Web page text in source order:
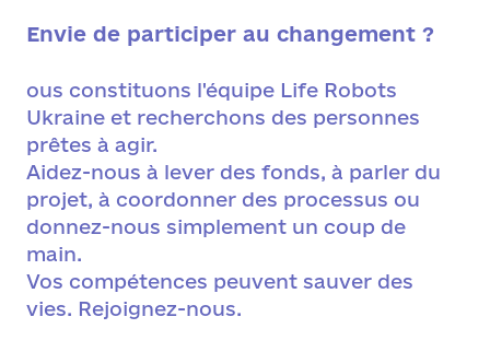
Envie de participer au changement ?
ous constituons l'équipe Life Robots
Ukraine et recherchons des personnes
prêtes à agir.
Aidez-nous à lever des fonds, à parler du
projet, à coordonner des processus ou
donnez-nous simplement un coup de
main.
Vos compétences peuvent sauver des
vies. Rejoignez-nous.